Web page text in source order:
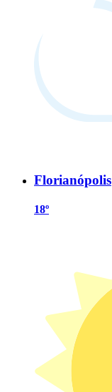
Florianópolis
18º